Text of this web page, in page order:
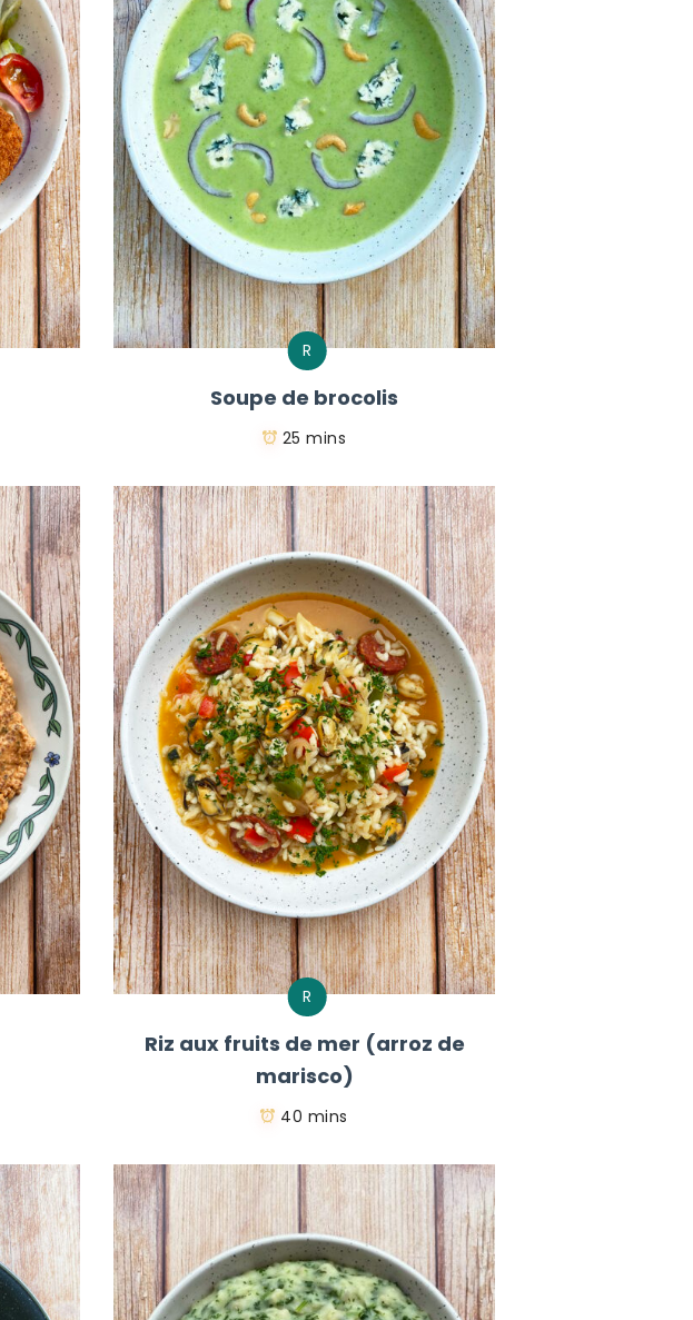
R
Soupe de brocolis
25 mins
R
Riz aux fruits de mer (arroz de
marisco)
40 mins